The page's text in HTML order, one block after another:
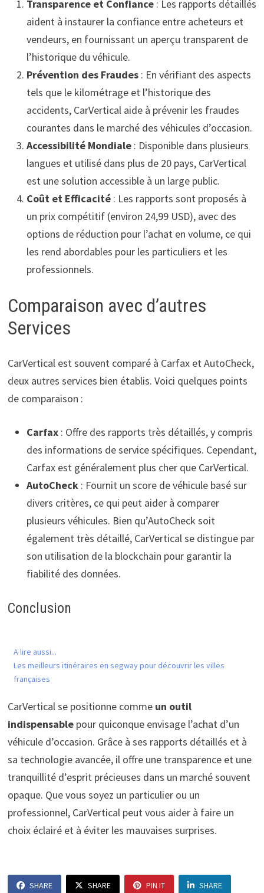
Transparence et Confiance: Les rapports détaillés
aident à instaurer la confiance entre acheteurs et
vendeurs, en fournissant un aperçu transparent de
l’historique du véhicule.
Prévention des Fraudes: En vérifiant des aspects
tels que le kilométrage et l’historique des
accidents, CarVertical aide à prévenir les fraudes
courantes dans le marché des véhicules d’occasion.
Accessibilité Mondiale: Disponible dans plusieurs
langues et utilisé dans plus de 20 pays, CarVertical
est une solution accessible à un large public.
Coût et Efficacité: Les rapports sont proposés à
un prix compétitif (environ 24,99 USD), avec des
options de réduction pour l’achat en volume, ce qui
les rend abordables pour les particuliers et les
professionnels.
Comparaison avec d’autres
Services
CarVertical est souvent comparé à Carfax et AutoCheck,
deux autres services bien établis. Voici quelques points
de comparaison :
Carfax: Offre des rapports très détaillés, y compris
des informations de service spécifiques. Cependant,
Carfax est généralement plus cher que CarVertical.
AutoCheck: Fournit un score de véhicule basé sur
divers critères, ce qui peut aider à comparer
plusieurs véhicules. Bien qu’AutoCheck soit
également très détaillé, CarVertical se distingue par
son utilisation de la blockchain pour garantir la
fiabilité des données.
Conclusion
A lire aussi...
Les meilleurs itinéraires en segway pour découvrir les villes
françaises
CarVertical se positionne commeun outil
indispensablepour quiconque envisage l’achat d’un
véhicule d’occasion. Grâce à ses rapports détaillés et à
sa technologie avancée, il offre une transparence et une
tranquillité d’esprit précieuses dans un marché souvent
opaque. Que vous soyez un particulier ou un
professionnel, CarVertical peut vous aider à faire un
choix éclairé et à éviter les mauvaises surprises.
SHARE SHARE PIN IT SHARE